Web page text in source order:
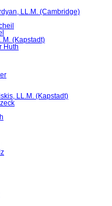
LL.M. (Cambridge)
(Kapstadt)
Huth
LL.M. (Kapstadt)